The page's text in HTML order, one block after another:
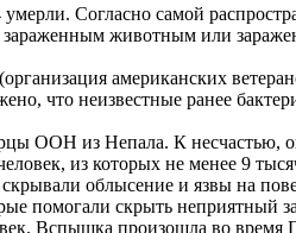
Согласно самой
зараженным животным или
американских
что неизвестные ранее
ООН из Непала. К несчастью,
из которых не менее 9
облысение и язвы на
помогали скрыть неприятный
Вспышка произошла во